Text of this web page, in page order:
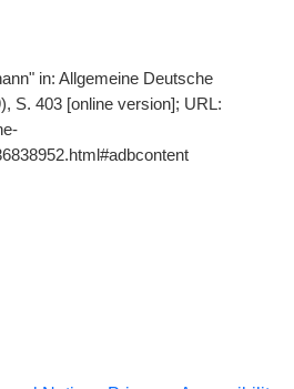
in: Allgemeine Deutsche
S. 403 [online version]; URL: